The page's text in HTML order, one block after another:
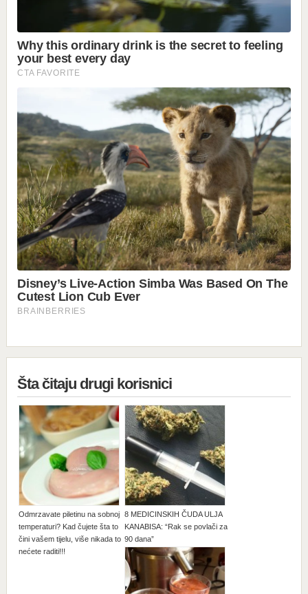
Šta čitaju drugi korisnici
Odmrzavate piletinu na sobnoj
temperaturi? Kad čujete šta to
čini vašem tijelu, više nikada to
nećete raditi!!!
8 MEDICINSKIH ČUDA ULJA
KANABISA: “Rak se povlači za
90 dana”